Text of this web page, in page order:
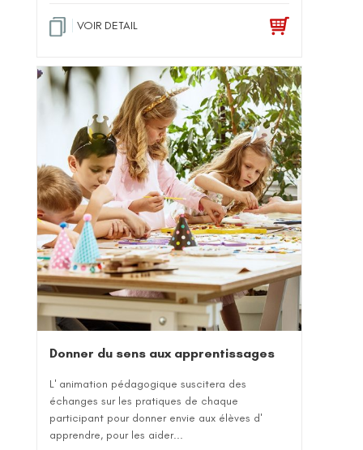
VOIR DETAIL
Donner du sens aux apprentissages
L' animation pédagogique suscitera des
échanges sur les pratiques de chaque
participant pour donner envie aux élèves d'
apprendre, pour les aider...